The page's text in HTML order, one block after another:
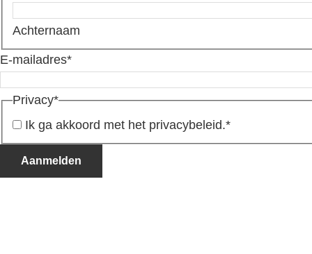
Achternaam
E-mailadres*
Privacy*
Ik ga akkoord met het privacybeleid.*
Aanmelden